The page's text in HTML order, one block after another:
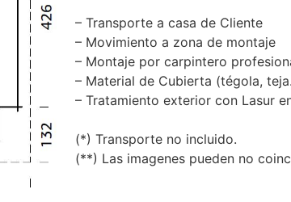
– Transporte a casa de Cliente
– Movimiento a zona de montaje
– Montaje por carpintero
– Material de Cubierta (tégola,
– Tratamiento exterior con Lasur
(*) Transporte no incluido.
(**) Las imagenes pueden no